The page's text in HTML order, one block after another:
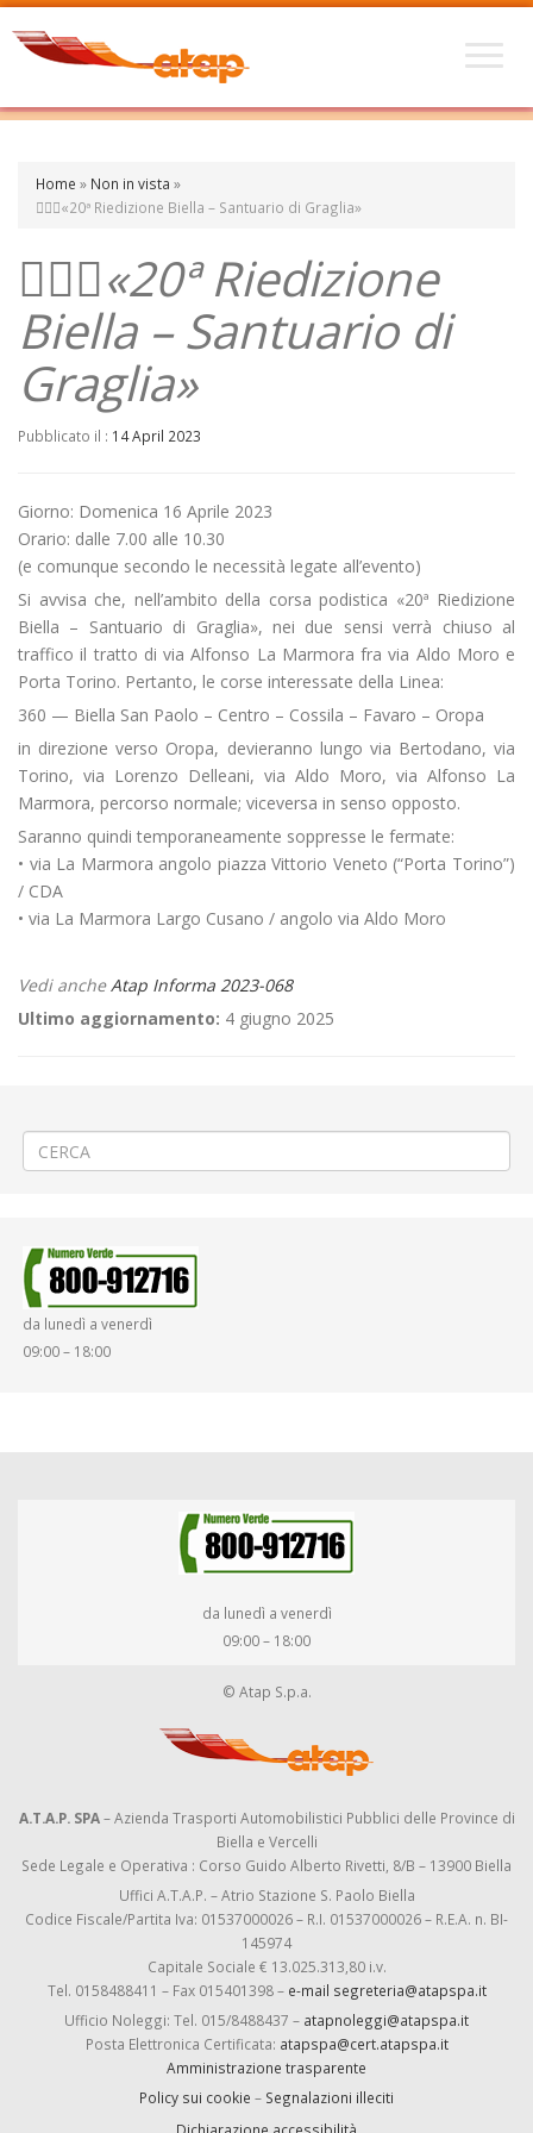
Home » Non in vista »
🏃🏽‍♀️«20ª Riedizione Biella – Santuario di Graglia»
🏃🏽‍♀️«20ª Riedizione
Biella – Santuario di
Graglia»
Pubblicato il : 14 April 2023
Giorno: Domenica 16 Aprile 2023
Orario: dalle 7.00 alle 10.30
(e comunque secondo le necessità legate all’evento)
Si avvisa che, nell’ambito della corsa podistica «20ª Riedizione
Biella – Santuario di Graglia», nei due sensi verrà chiuso al
traffico il tratto di via Alfonso La Marmora fra via Aldo Moro e
Porta Torino. Pertanto, le corse interessate della Linea:
360 — Biella San Paolo – Centro – Cossila – Favaro – Oropa
in direzione verso Oropa, devieranno lungo via Bertodano, via
Torino, via Lorenzo Delleani, via Aldo Moro, via Alfonso La
Marmora, percorso normale; viceversa in senso opposto.
Saranno quindi temporaneamente soppresse le fermate:
• via La Marmora angolo piazza Vittorio Veneto (“Porta Torino”)
/ CDA
• via La Marmora Largo Cusano / angolo via Aldo Moro
Vedi ancheAtap Informa 2023-068
Ultimo aggiornamento: 4 giugno 2025
da lunedì a venerdì
09:00 – 18:00
da lunedì a venerdì
09:00 – 18:00
© Atap S.p.a.
A.T.A.P. SPA– Azienda Trasporti Automobilistici Pubblici delle Province di
Biella e Vercelli
Sede Legale e Operativa : Corso Guido Alberto Rivetti, 8/B – 13900 Biella
Uffici A.T.A.P. – Atrio Stazione S. Paolo Biella
Codice Fiscale/Partita Iva: 01537000026 – R.I. 01537000026 – R.E.A. n. BI-
145974
Capitale Sociale € 13.025.313,80 i.v.
Tel. 0158488411 – Fax 015401398 – e-mail segreteria@atapspa.it
Ufficio Noleggi: Tel. 015/8488437 – atapnoleggi@atapspa.it
Posta Elettronica Certificata: atapspa@cert.atapspa.it
Amministrazione trasparente
Policy sui cookie – Segnalazioni illeciti